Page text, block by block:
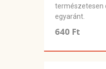
természetesen
egyaránt.
640 Ft